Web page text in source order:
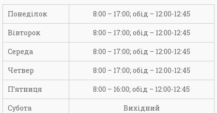
Понеділок 8:00 – 17:00; обід – 12:00-12:45
Вівторок 8:00 – 17:00; обід – 12:00-12:45
Середа 8:00 – 17:00; обід – 12:00-12:45
Четвер 8:00 – 17:00; обід – 12:00-12:45
П’ятниця 8:00 – 16:00; обід – 12:00-12:45
Субота Вихідний